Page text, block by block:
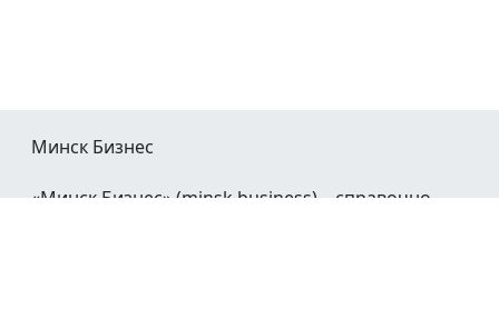
Минск Бизнес
«Минск Бизнес» (minsk.business) – справочно-